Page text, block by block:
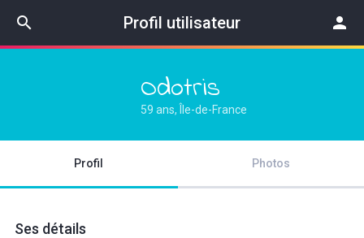
search Profil utilisateur person
Odotris
59 ans, Île-de-France
Profil Photos
Ses détails